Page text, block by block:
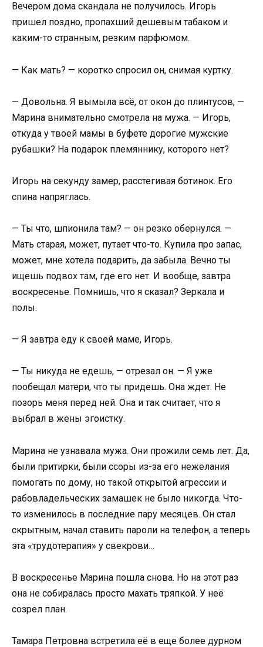
Вечером дома скандала не получилось. Игорь
пришел поздно, пропахший дешевым табаком и
каким-то странным, резким парфюмом.
— Как мать? — коротко спросил он, снимая куртку.
— Довольна. Я вымыла всё, от окон до плинтусов, —
Марина внимательно смотрела на мужа. — Игорь,
откуда у твоей мамы в буфете дорогие мужские
рубашки? На подарок племяннику, которого нет?
Игорь на секунду замер, расстегивая ботинок. Его
спина напряглась.
— Ты что, шпионила там? — он резко обернулся. —
Мать старая, может, путает что-то. Купила про запас,
может, мне хотела подарить, да забыла. Вечно ты
ищешь подвох там, где его нет. И вообще, завтра
воскресенье. Помнишь, что я сказал? Зеркала и
полы.
— Я завтра еду к своей маме, Игорь.
— Ты никуда не едешь, — отрезал он. — Я уже
пообещал матери, что ты придешь. Она ждет. Не
позорь меня перед ней. Она и так считает, что я
выбрал в жены эгоистку.
Марина не узнавала мужа. Они прожили семь лет. Да,
были притирки, были ссоры из-за его нежелания
помогать по дому, но такой открытой агрессии и
рабовладельческих замашек не было никогда. Что-
то изменилось в последние пару месяцев. Он стал
скрытным, начал ставить пароли на телефон, а теперь
эта «трудотерапия» у свекрови…
В воскресенье Марина пошла снова. Но на этот раз
она не собиралась просто махать тряпкой. У неё
созрел план.
Тамара Петровна встретила её в еще более дурном